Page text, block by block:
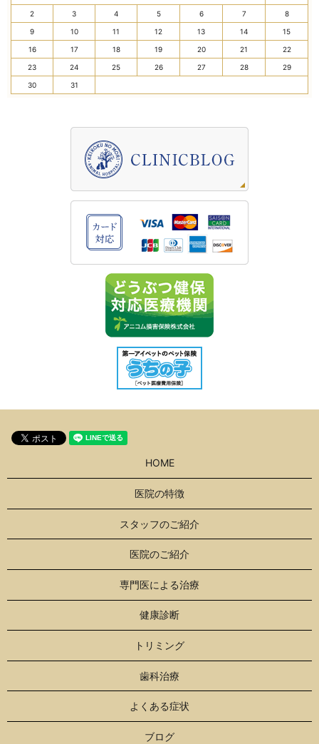
2 3 4 5 6 7 8
9 10 11 12 13 14 15
16 17 18 19 20 21 22
23 24 25 26 27 28 29
30 31
HOME
医院の特徴
スタッフのご紹介
医院のご紹介
専門医による治療
健康診断
トリミング
歯科治療
よくある症状
ブログ